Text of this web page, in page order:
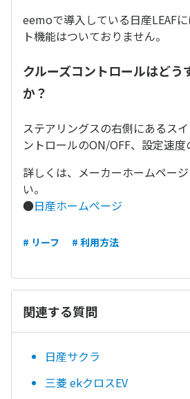
eemoで導入している日産LEAF
ト機能はついておりません。
クルーズコントロールはどう
か？
ステアリングスの右側にあるス
ントロールのON/OFF、設定速度
詳しくは、メーカーホームペー
い。
●日産ホームページ
# リーフ # 利用方法
関連する質問
日産サクラ
三菱 ekクロスEV